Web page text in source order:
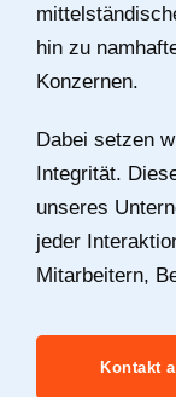
hin zu
Konzernen.
Dabei setzen
Integrität.
unseres
jeder
Mitarbeitern,
Kontakt